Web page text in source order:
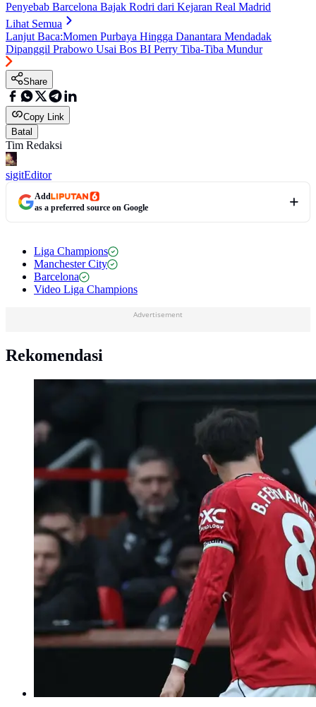
Penyebab Barcelona Bajak Rodri dari Kejaran Real Madrid
Lihat Semua
Lanjut Baca:Momen Purbaya Hingga Danantara Mendadak
Dipanggil Prabowo Usai Bos BI Perry Tiba-Tiba Mundur
Share
Copy Link
Batal
Tim Redaksi
sigitEditor
Add
as a preferred source on Google
Liga Champions
Manchester City
Barcelona
Video Liga Champions
Advertisement
Rekomendasi